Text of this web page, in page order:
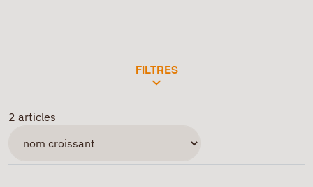
FILTRES
2 articles